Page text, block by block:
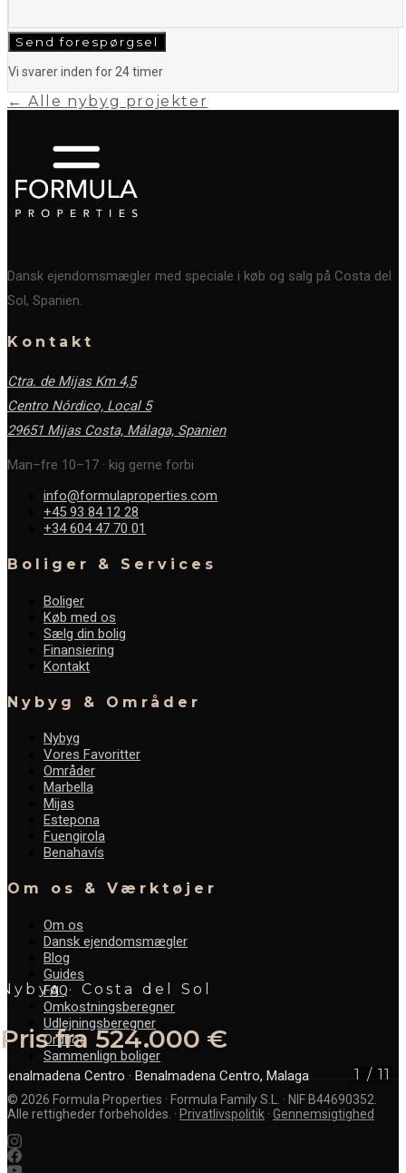
Nybyg · Costa del Sol
Pris fra 524.000 €
Benalmadena Centro · Benalmadena Centro, Malaga 1 / 11
Send forespørgsel
Vi svarer inden for 24 timer
← Alle nybyg projekter
Dansk ejendomsmægler med speciale i køb og salg på Costa del
Sol, Spanien.
Kontakt
Ctra. de Mijas Km 4,5
Centro Nórdico, Local 5
29651 Mijas Costa, Málaga, Spanien
Man–fre 10–17 · kig gerne forbi
info@formulaproperties.com
+45 93 84 12 28
+34 604 47 70 01
Boliger & Services
Boliger
Køb med os
Sælg din bolig
Finansiering
Kontakt
Nybyg & Områder
Nybyg
Vores Favoritter
Områder
Marbella
Mijas
Estepona
Fuengirola
Benahavís
Om os & Værktøjer
Om os
Dansk ejendomsmægler
Blog
Guides
FAQ
Omkostningsberegner
Udlejningsberegner
Ordbog
Sammenlign boliger
© 2026 Formula Properties · Formula Family S.L. · NIF B44690352.
Alle rettigheder forbeholdes. · Privatlivspolitik · Gennemsigtighed